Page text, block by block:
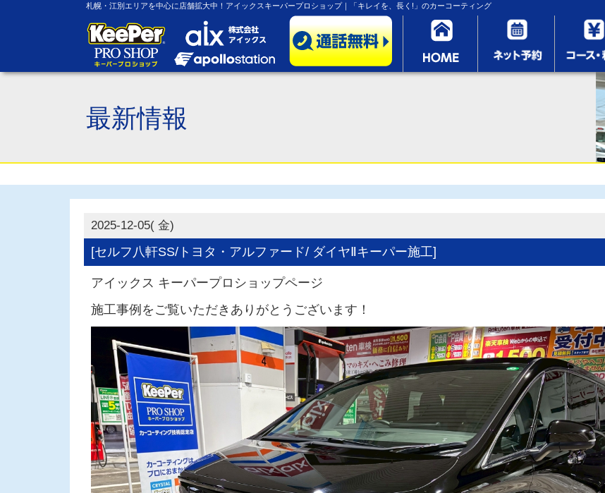
札幌・江別エリアを中心に店舗拡大中！アイックスキーパープロショップ｜「キレイを、長く!」のカーコーティング
最新情報
2025-12-05( 金)
[セルフ八軒SS/トヨタ・アルファード/ ダイヤⅡキーパー施工]
アイックス キーパープロショップページ
施工事例をご覧いただきありがとうございます！